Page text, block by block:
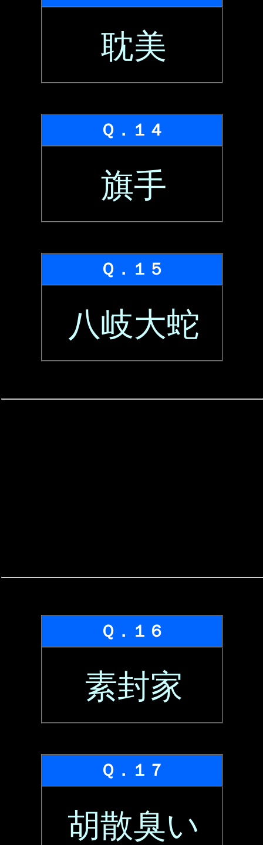
耽美
Ｑ．１４
旗手
Ｑ．１５
八岐大蛇
Ｑ．１６
素封家
Ｑ．１７
胡散臭い